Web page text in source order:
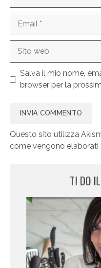
web
Salva il mio nome,
browser per la
Questo sito utilizza
come vengono
TI DO